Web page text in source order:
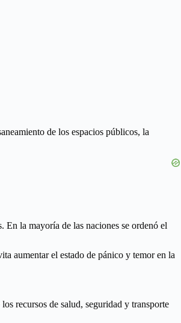
de los espacios públicos, la
la mayoría de las naciones se ordenó el
aumentar el estado de pánico y temor en la
recursos de salud, seguridad y transporte